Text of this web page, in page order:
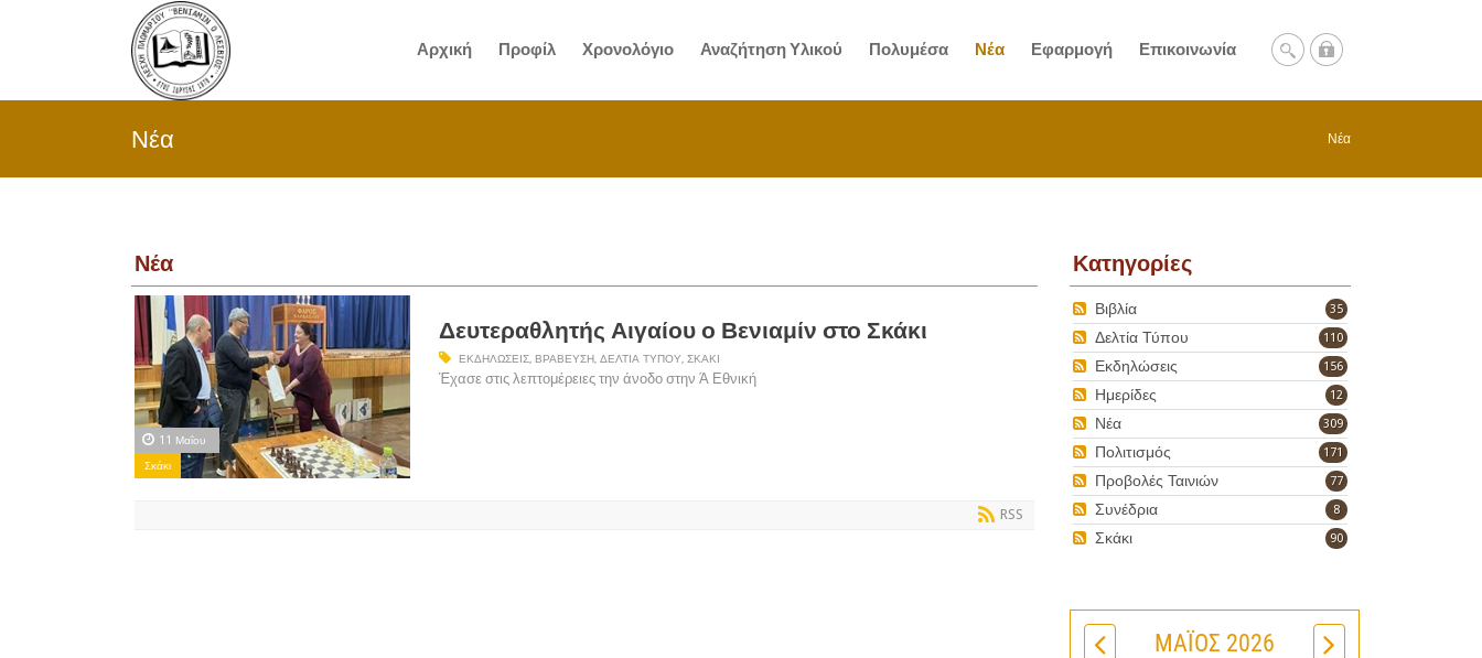
Αρχική Προφίλ Χρονολόγιο Αναζήτηση Υλικού Πολυμέσα Νέα Εφαρμογή Επικοινωνία
Νέα Νέα
Νέα
11 Μαΐου
Σκάκι
Δευτεραθλητής Αιγαίου ο Βενιαμίν στο Σκάκι
ΕΚΔΗΛΏΣΕΙΣ, ΒΡΆΒΕΥΣΗ, ΔΕΛΤΊΑ ΤΎΠΟΥ ΣΚΆΚΙ
Έχασε στις λεπτομέρειες την άνοδο στην Ά Εθνική
RSS
Κατηγορίες
35
Βιβλία
110
Δελτία Τύπου
156
Εκδηλώσεις
12
Ημερίδες
309
Νέα
171
Πολιτισμός
77
Προβολές Ταινιών
8
Συνέδρια
90
Σκάκι
ΜΆΙΟΣ 2026